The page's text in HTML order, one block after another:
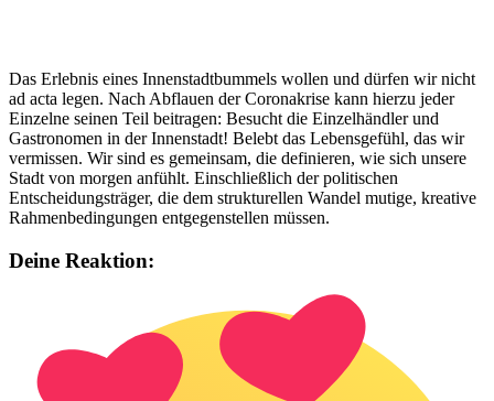
Das Erlebnis eines Innenstadtbummels wollen und dürfen wir nicht
ad acta legen. Nach Abflauen der Coronakrise kann hierzu jeder
Einzelne seinen Teil beitragen: Besucht die Einzelhändler und
Gastronomen in der Innenstadt! Belebt das Lebensgefühl, das wir
vermissen. Wir sind es gemeinsam, die definieren, wie sich unsere
Stadt von morgen anfühlt. Einschließlich der politischen
Entscheidungsträger, die dem strukturellen Wandel mutige, kreative
Rahmenbedingungen entgegenstellen müssen.
Deine Reaktion: